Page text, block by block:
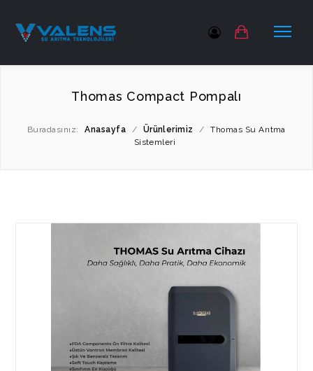
Thomas Compact Pompalı
Buradasınız: Anasayfa / Ürünlerimiz /
Thomas Su Arıtma
Sistemleri